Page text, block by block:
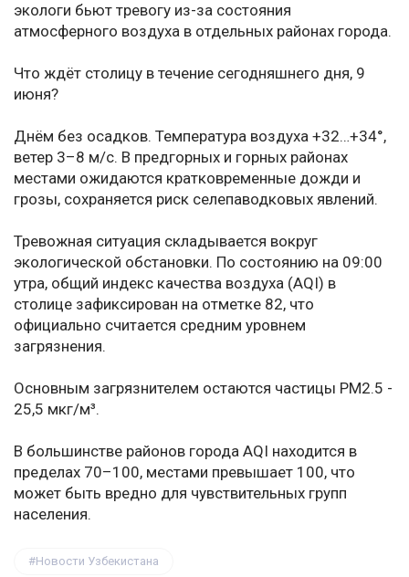
экологи бьют тревогу из-за состояния
атмосферного воздуха в отдельных районах города.
Что ждёт столицу в течение сегодняшнего дня, 9
июня?
Днём без осадков. Температура воздуха +32…+34°,
ветер 3–8 м/с. В предгорных и горных районах
местами ожидаются кратковременные дожди и
грозы, сохраняется риск селепаводковых явлений.
Тревожная ситуация складывается вокруг
экологической обстановки. По состоянию на 09:00
утра, общий индекс качества воздуха (AQI) в
столице зафиксирован на отметке 82, что
официально считается средним уровнем
загрязнения.
Основным загрязнителем остаются частицы PM2.5 -
25,5 мкг/м³.
В большинстве районов города AQI находится в
пределах 70–100, местами превышает 100, что
может быть вредно для чувствительных групп
населения.
Новости Узбекистана